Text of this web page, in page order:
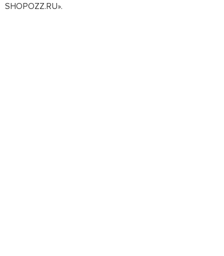
SHOPOZZ.RU».